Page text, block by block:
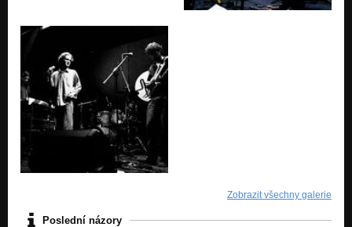
Zobrazit všechny galerie
Poslední názory